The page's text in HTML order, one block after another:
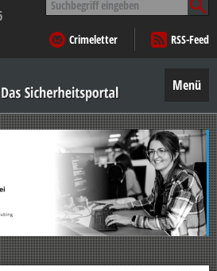
nach:
Crimeletter
RSS-Feed
Menü